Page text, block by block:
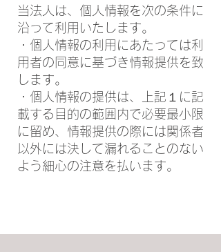
当法人は、個人情報を次の条件に
沿って利用いたします。
・個人情報の利用にあたっては利
用者の同意に基づき情報提供を致
します。
・個人情報の提供は、上記１に記
載する目的の範囲内で必要最小限
に留め、情報提供の際には関係者
以外には決して漏れることのない
よう細心の注意を払います。